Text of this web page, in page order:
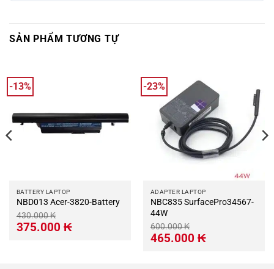
SẢN PHẨM TƯƠNG TỰ
-13%
BATTERY LAPTOP
NBD013 Acer-3820-Battery
430.000₭
Giá
gốc
375.000 ₭Giá
hiện
-23%
ADAPTER LAPTOP
NBC835 SurfacePro34567-
44W
600.000₭
Giá
gốc
465.000 ₭Giá
hiện